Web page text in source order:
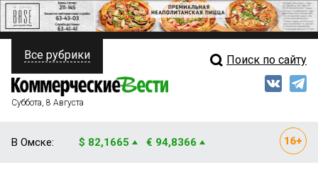
ПОЛИТИКА
ФИНАНСЫ
Свежий выпуск
Все рубрики Поиск по сайту
Суббота, 8 Августа
В Омске: $ 82,1665 € 94,8366